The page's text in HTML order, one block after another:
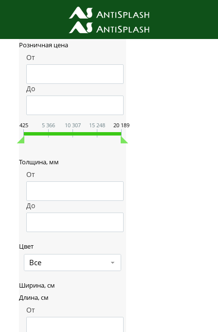
Фильтр товаров
Розничная цена
От
До
425 5 366 10 307 15 248 20 189
Толщина, мм
От
До
Цвет
Все
Ширина, см
Длина, см
От